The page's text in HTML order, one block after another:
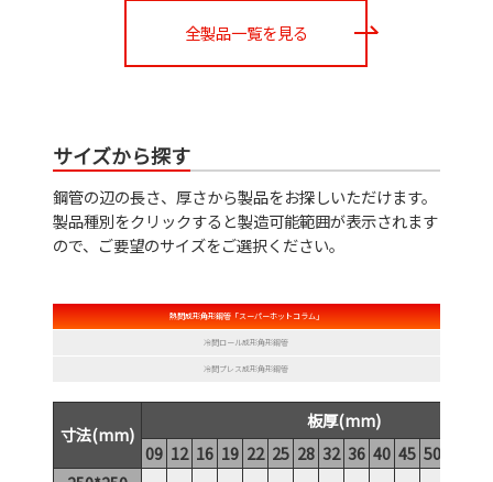
全製品一覧を見る
サイズから探す
鋼管の辺の長さ、厚さから製品をお探しいただけます。
製品種別をクリックすると製造可能範囲が表示されます
ので、ご要望のサイズをご選択ください。
熱間成形角形鋼管「スーパーホットコラム」
冷間ロール成形角形鋼管
冷間プレス成形角形鋼管
寸法(mm)
板厚(mm)
09 12 16 19 22 25 28 32 36 40 45 50